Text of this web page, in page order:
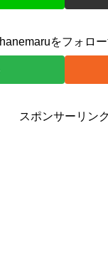
hanemaruをフォロ
スポンサーリンク